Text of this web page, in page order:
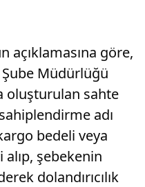
göre,
Müdürlüğü
oluşturulan sahte
adı
bedeli veya
şebekenin
dolandırıcılık